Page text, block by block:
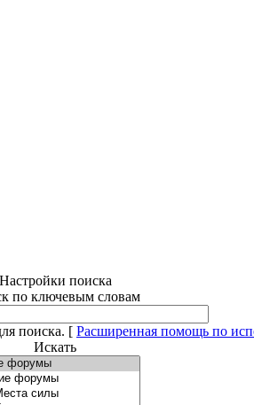
Настройки поиска
по ключевым словам
поиска. [ Расширенная помощь по
Искать